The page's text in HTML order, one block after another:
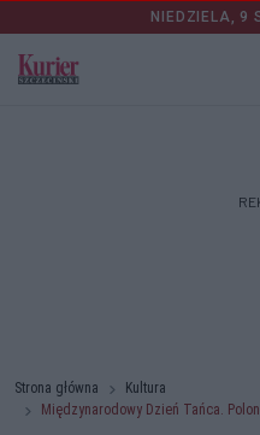
NIEDZIELA, 9
Strona główna
Kultura
Międzynarodowy Dzień Tańca.